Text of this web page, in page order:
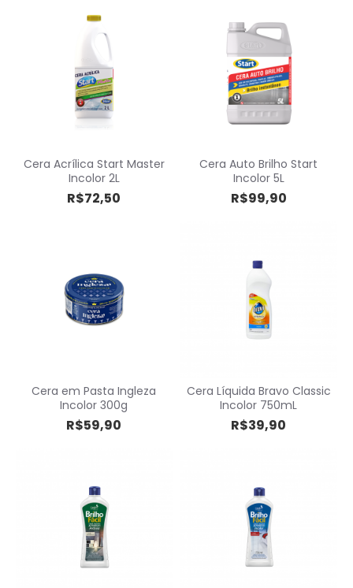
Cera Acrílica Start Master
Incolor 2L
R$72,50
Cera Auto Brilho Start
Incolor 5L
R$99,90
Cera em Pasta Ingleza
Incolor 300g
R$59,90
Cera Líquida Bravo Classic
Incolor 750mL
R$39,90